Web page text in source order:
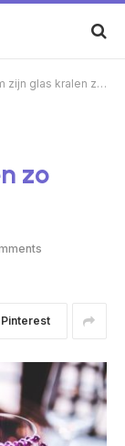
glas kralen zo fascinerend?
zo
Pinterest